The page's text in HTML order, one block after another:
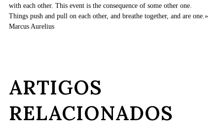
with each other. This event is the consequence of some other one.
Things push and pull on each other, and breathe together, and are one.»
Marcus Aurelius
ARTIGOS
RELACIONADOS